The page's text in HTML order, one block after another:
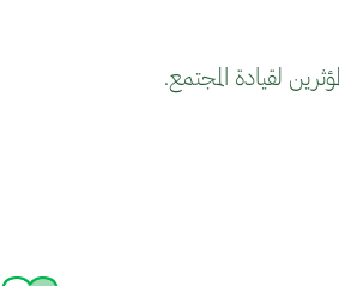
لقيادة المجتمع.